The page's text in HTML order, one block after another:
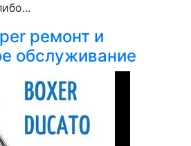
ремонт и
обслуживание